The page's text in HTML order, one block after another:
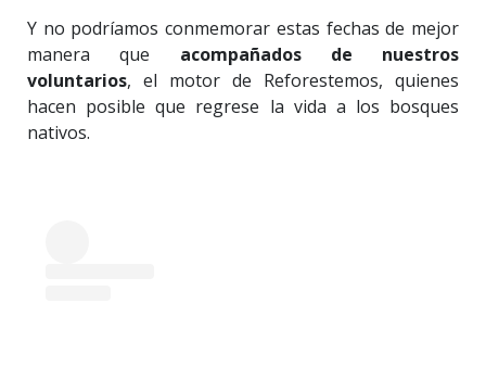
Y no podríamos conmemorar estas fechas de mejor
manera que acompañados de nuestros
voluntarios, el motor de Reforestemos, quienes
hacen posible que regrese la vida a los bosques
nativos.